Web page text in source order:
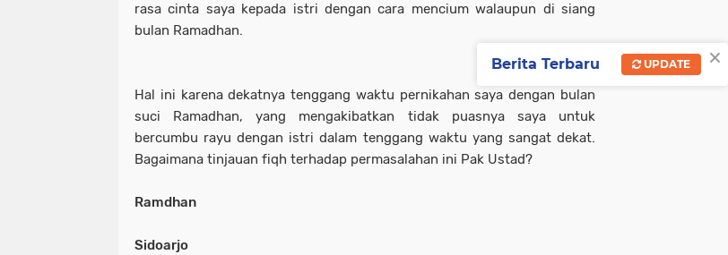
rasa cinta saya kepada istri dengan cara mencium walaupun di siang
bulan Ramadhan.
Hal ini karena dekatnya tenggang waktu pernikahan saya dengan bulan
suci Ramadhan, yang mengakibatkan tidak puasnya saya untuk
bercumbu rayu dengan istri dalam tenggang waktu yang sangat dekat.
Bagaimana tinjauan fiqh terhadap permasalahan ini Pak Ustad?
Ramdhan
Sidoarjo
×
Berita Terbaru UPDATE